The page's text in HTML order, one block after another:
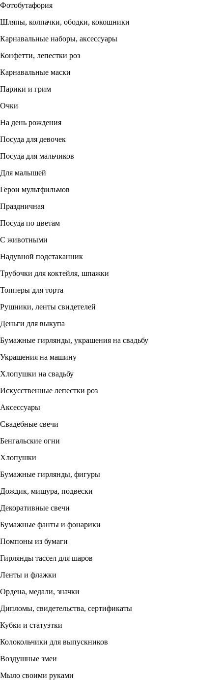
Фотобутафория
Шляпы, колпачки, ободки, кокошники
Карнавальные наборы, аксессуары
Конфетти, лепестки роз
Карнавальные маски
Парики и грим
Очки
На день рождения
Посуда для девочек
Посуда для мальчиков
Для малышей
Герои мультфильмов
Праздничная
Посуда по цветам
С животными
Надувной подстаканник
Трубочки для коктейля, шпажки
Топперы для торта
Рушники, ленты свидетелей
Деньги для выкупа
Бумажные гирлянды, украшения на свадьбу
Украшения на машину
Хлопушки на свадьбу
Искусственные лепестки роз
Аксессуары
Свадебные свечи
Бенгальские огни
Хлопушки
Бумажные гирлянды, фигуры
Дождик, мишура, подвески
Декоративные свечи
Бумажные фанты и фонарики
Помпоны из бумаги
Гирлянды тассел для шаров
Ленты и флажки
Ордена, медали, значки
Дипломы, свидетельства, сертификаты
Кубки и статуэтки
Колокольчики для выпускников
Воздушные змеи
Мыло своими руками